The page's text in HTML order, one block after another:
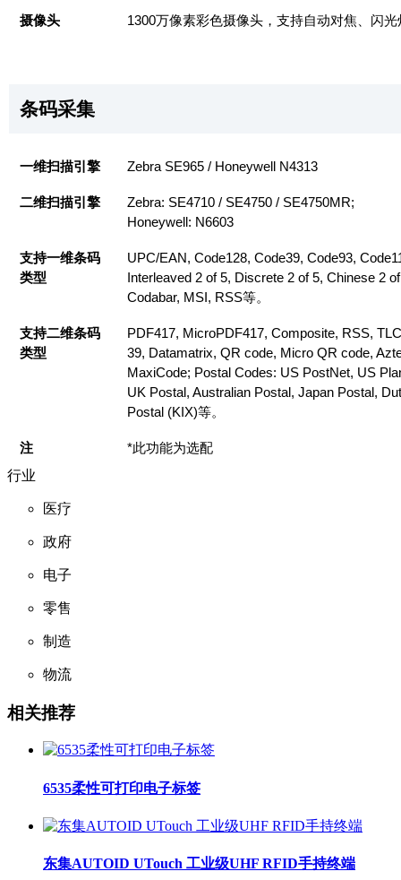
摄像头 1300万像素彩色摄像头，支持自动对焦、闪光
条码采集
一维扫描引擎 Zebra SE965 / Honeywell N4313
二维扫描引擎
Zebra: SE4710 / SE4750 / SE4750MR;
Honeywell: N6603
支持一维条码
类型
UPC/EAN, Code128, Code39, Code93,
Interleaved 2 of 5, Discrete 2 of 5, Chinese 2
Codabar, MSI, RSS等。
支持二维条码
类型
PDF417, MicroPDF417, Composite, RSS,
39, Datamatrix, QR code, Micro QR code,
MaxiCode; Postal Codes: US PostNet, US
UK Postal, Australian Postal, Japan Postal,
Postal (KIX)等。
注
*此功能为选配
行业
医疗
政府
电子
零售
制造
物流
相关推荐
6535柔性可打印电子标签
东集AUTOID UTouch 工业级UHF RFID手持终端